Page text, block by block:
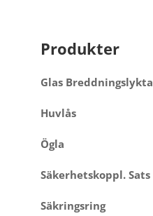
Produkter
Glas Breddningslykta
Huvlås
Ögla
Säkerhetskoppl. Sats
Säkringsring